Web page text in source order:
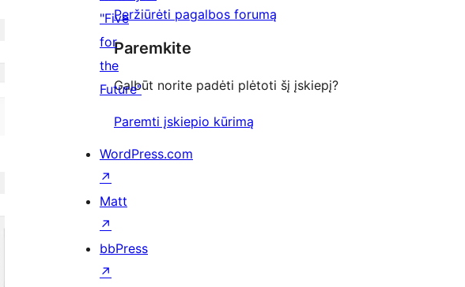
Peržiūrėti pagalbos forumą
Paremkite
Galbūt norite padėti plėtoti šį įskiepį?
Paremti įskiepio kūrimą
"Five
for
the
Future"
WordPress.com
↗
Matt
↗
bbPress
↗